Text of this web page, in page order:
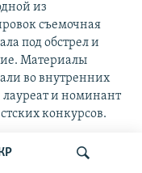
из
съемочная
под обстрел и
Материалы
во внутренних
и номинант
конкурсов.